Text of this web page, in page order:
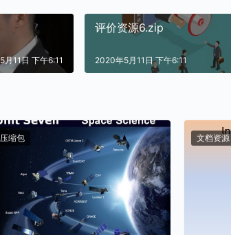
月11日 下午6:11
评价资源6.zip
2020年5月11日 下午6:11
压缩包 文档资源